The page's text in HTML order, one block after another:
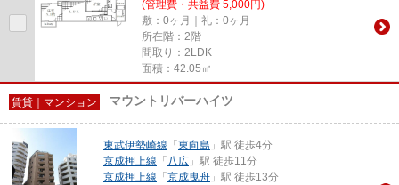
(管理費・共益費 5,000円)
敷：0ヶ月｜礼：0ヶ月
所在階：2階
間取り：2LDK
面積：42.05㎡
賃貸｜マンション マウントリバーハイツ
東武伊勢崎線 「 東向島 」駅 徒歩4分
京成押上線 「 八広 」駅 徒歩11分
京成押上線 「 京成曳舟 」駅 徒歩13分